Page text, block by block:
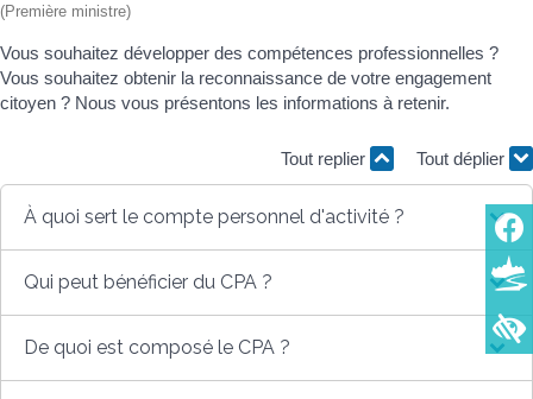
(Première ministre)
Vous souhaitez développer des compétences professionnelles ?
Vous souhaitez obtenir la reconnaissance de votre engagement
citoyen ? Nous vous présentons les informations à retenir.
Tout replier Tout déplier
À quoi sert le compte personnel d'activité ?
Qui peut bénéficier du CPA ?
De quoi est composé le CPA ?